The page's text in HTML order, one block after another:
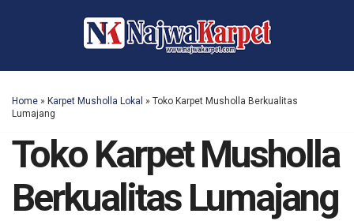
Home » Karpet Musholla Lokal » Toko Karpet Musholla Berkualitas
Lumajang
Toko Karpet Musholla
Berkualitas Lumajang